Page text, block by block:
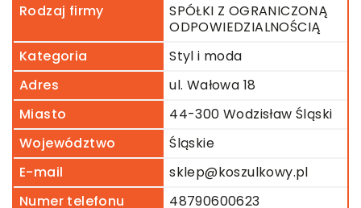
Rodzaj firmy
SPÓŁKI Z OGRANICZONĄ
ODPOWIEDZIALNOŚCIĄ
Kategoria
Styl i moda
Adres
ul. Wałowa 18
Miasto
44-300 Wodzisław Śląski
Województwo
Śląskie
E-mail
sklep@koszulkowy.pl
Numer telefonu
48790600623